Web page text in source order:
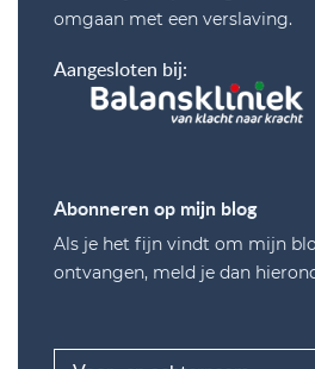
omgaan met een verslaving.
Aangesloten bij:
Abonneren op mijn blog
Als je het fijn vindt om mijn
ontvangen, meld je dan